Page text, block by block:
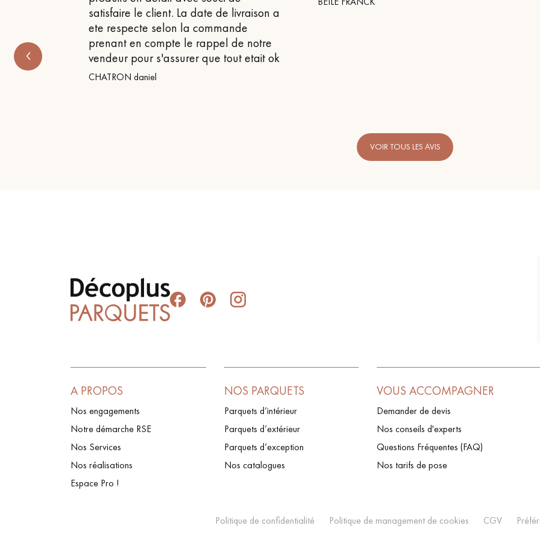
satisfaire le client. La date de livraison a
ete respecte selon la commande
prenant en compte le rappel de notre
vendeur pour s'assurer que tout etait ok
CHATRON daniel
VOIR TOUS LES AVIS
A PROPOS
Nos engagements
Notre démarche RSE
Nos Services
Nos réalisations
Espace Pro !
NOS PARQUETS
Parquets d’intérieur
Parquets d’extérieur
Parquets d’exception
Nos catalogues
VOUS ACCOMPAGNER
Demander de devis
Nos conseils d'experts
Questions Fréquentes (FAQ)
Nos tarifs de pose
Politique de confidentialité Politique de management de cookies CGV